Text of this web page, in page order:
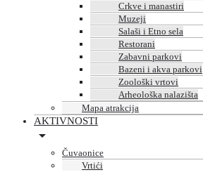
Crkve i manastiri
Muzeji
Salaši i Etno sela
Restorani
Zabavni parkovi
Bazeni i akva parkovi
Zoološki vrtovi
Arheološka nalazišta
Mapa atrakcija
AKTIVNOSTI
Čuvaonice
Vrtići